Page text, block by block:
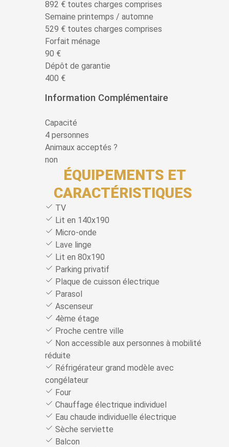
892 € toutes charges comprises
Semaine printemps / automne
529 € toutes charges comprises
Forfait ménage
90 €
Dépôt de garantie
400 €
Information Complémentaire
Capacité
4 personnes
Animaux acceptés ?
non
ÉQUIPEMENTS ET
CARACTÉRISTIQUES
TV
Lit en 140x190
Micro-onde
Lave linge
Lit en 80x190
Parking privatif
Plaque de cuisson électrique
Parasol
Ascenseur
4ème étage
Proche centre ville
Non accessible aux personnes à mobilité
réduite
Réfrigérateur grand modèle avec
congélateur
Four
Chauffage électrique individuel
Eau chaude individuelle électrique
Sèche serviette
Balcon